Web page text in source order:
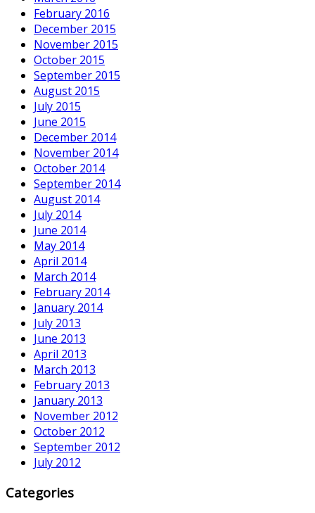
February 2016
December 2015
November 2015
October 2015
September 2015
August 2015
July 2015
June 2015
December 2014
November 2014
October 2014
September 2014
August 2014
July 2014
June 2014
May 2014
April 2014
March 2014
February 2014
January 2014
July 2013
June 2013
April 2013
March 2013
February 2013
January 2013
November 2012
October 2012
September 2012
July 2012
Categories